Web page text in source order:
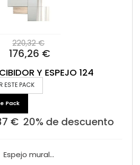
220,32 €
176,26 €
Y ESPEJO 124
ESTE PACK
Pack
€ 20% de descuento
Espejo mural VA2011